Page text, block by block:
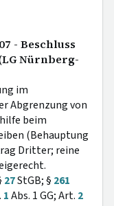
- Beschluss
Nürnberg-
im
Abgrenzung von
beim
(Behauptung
Dritter; reine
27StGB; § 261
1Abs. 1 GG; Art. 2